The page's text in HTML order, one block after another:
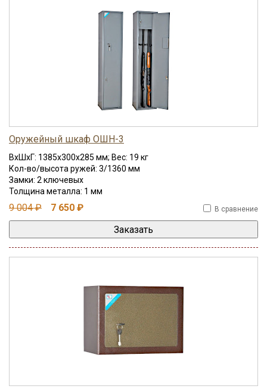
В сравнение
Оружейный шкаф ОШН-3
ВхШхГ: 1385x300x285 мм; Вес: 19 кг
Кол-во/высота ружей: 3/1360 мм
Замки: 2 ключевых
Толщина металла: 1 мм
9 004 ₽ 7 650 ₽